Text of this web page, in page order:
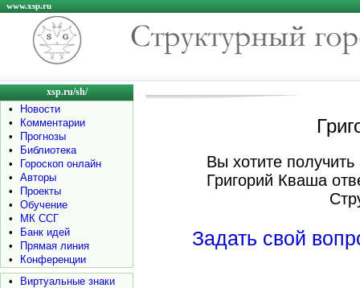
www.xsp.ru
xsp.ru/sh/
•
Новости
•
Комментарии
•
Прогнозы
•
Библиотека
•
Гороскоп онлайн
•
Авторы
•
Проекты
•
Обучение
•
МК ССГ
•
Банк идей
•
Прямая линия
•
Конференции
•
Виртуальные знаки
Вы хотите
Григорий Кваша
Задать свой